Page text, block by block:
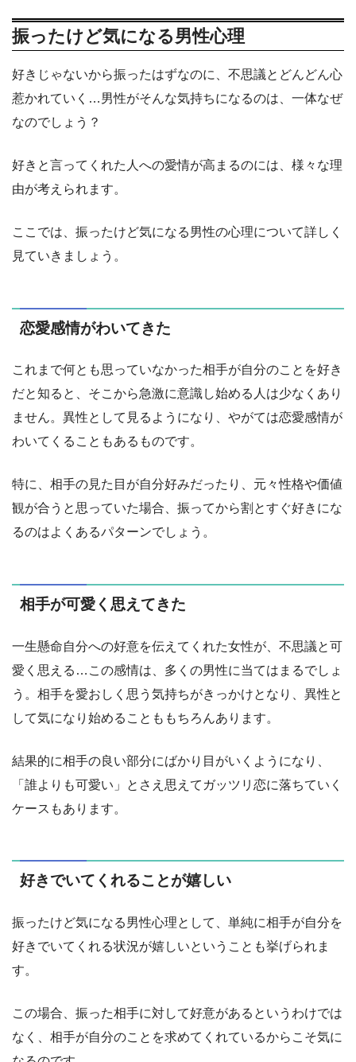
振ったけど気になる男性心理
好きじゃないから振ったはずなのに、不思議とどんどん心
惹かれていく…男性がそんな気持ちになるのは、一体なぜ
なのでしょう？
好きと言ってくれた人への愛情が高まるのには、様々な理
由が考えられます。
ここでは、振ったけど気になる男性の心理について詳しく
見ていきましょう。
恋愛感情がわいてきた
これまで何とも思っていなかった相手が自分のことを好き
だと知ると、そこから急激に意識し始める人は少なくあり
ません。異性として見るようになり、やがては恋愛感情が
わいてくることもあるものです。
特に、相手の見た目が自分好みだったり、元々性格や価値
観が合うと思っていた場合、振ってから割とすぐ好きにな
るのはよくあるパターンでしょう。
相手が可愛く思えてきた
一生懸命自分への好意を伝えてくれた女性が、不思議と可
愛く思える…この感情は、多くの男性に当てはまるでしょ
う。相手を愛おしく思う気持ちがきっかけとなり、異性と
して気になり始めることももちろんあります。
結果的に相手の良い部分にばかり目がいくようになり、
「誰よりも可愛い」とさえ思えてガッツリ恋に落ちていく
ケースもあります。
好きでいてくれることが嬉しい
振ったけど気になる男性心理として、単純に相手が自分を
好きでいてくれる状況が嬉しいということも挙げられま
す。
この場合、振った相手に対して好意があるというわけでは
なく、相手が自分のことを求めてくれているからこそ気に